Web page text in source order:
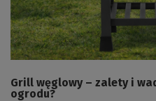
Grill węglowy – zalety i
ogrodu?